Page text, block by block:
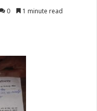
0 1 minute read